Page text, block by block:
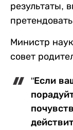
результаты,
Министр
совет
"Если